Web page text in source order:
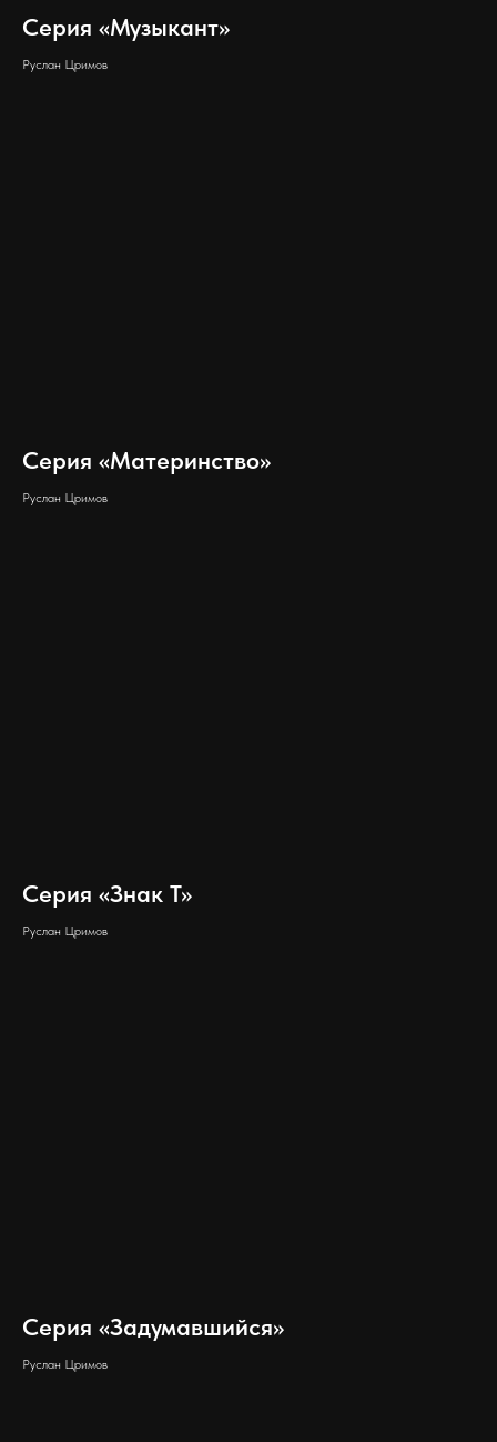
Серия «Музыкант»
Руслан Цримов
Серия «Материнство»
Руслан Цримов
Серия «Знак Т»
Руслан Цримов
Серия «Задумавшийся»
Руслан Цримов